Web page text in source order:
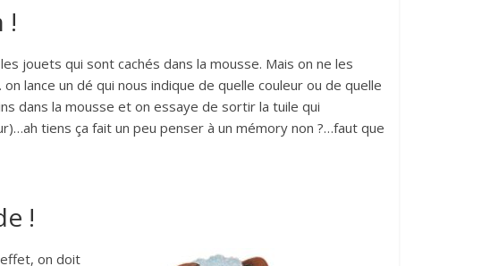
!
jouets qui sont cachés dans la mousse. Mais on ne les
lance un dé qui nous indique de quelle couleur ou de quelle
dans la mousse et on essaye de sortir la tuile qui
tiens ça fait un peu penser à un mémory non ?…faut que
!
on doit